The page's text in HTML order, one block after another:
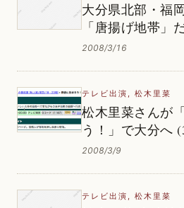
大分県北部・福
「唐揚げ地帯」
2008/3/16
テレビ出演 , 松木里菜
松木里菜さんが
う！」で大分へ
2008/3/9
テレビ出演 , 松木里菜